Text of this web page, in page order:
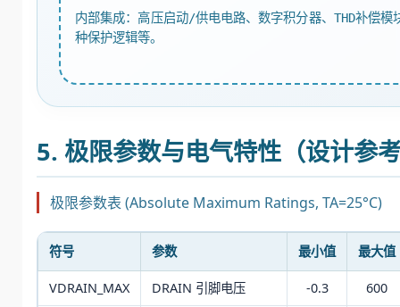
内部集成：高压启动/供电电路、数字积分器、THD补偿
种保护逻辑等。
5. 极限参数与电气特性（设计参
极限参数表 (Absolute Maximum Ratings, TA=25°C)
符号 参数 最小值 最大值
VDRAIN_MAX DRAIN 引脚电压 -0.3 600